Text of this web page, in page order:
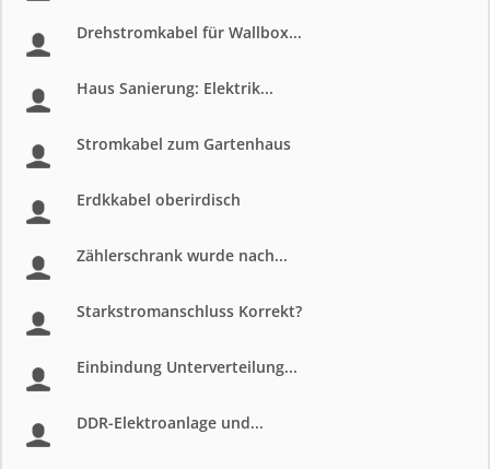
Drehstromkabel für Wallbox...
Haus Sanierung: Elektrik...
Stromkabel zum Gartenhaus
Erdkkabel oberirdisch
Zählerschrank wurde nach...
Starkstromanschluss Korrekt?
Einbindung Unterverteilung...
DDR-Elektroanlage und...